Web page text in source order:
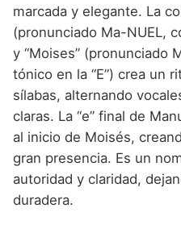
marcada y elegante. La
(pronunciado Ma-NUEL,
y “Moises” (pronunciado
tónico en la “E”) crea un
sílabas, alternando
claras. La “e” final de
al inicio de Moisés,
gran presencia. Es un
autoridad y claridad,
duradera.